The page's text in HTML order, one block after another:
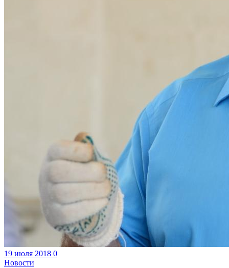
19 июля 2018 0
Новости